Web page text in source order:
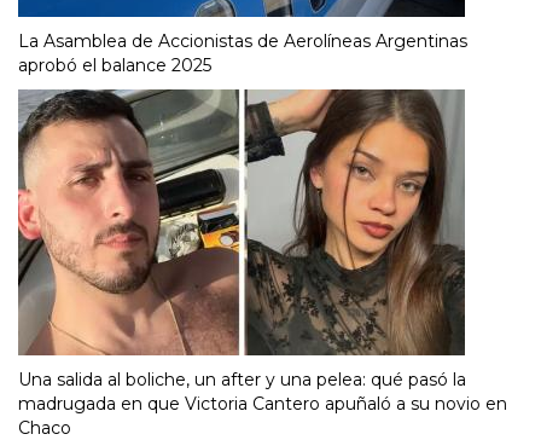
La Asamblea de Accionistas de Aerolíneas Argentinas
aprobó el balance 2025
Una salida al boliche, un after y una pelea: qué pasó la
madrugada en que Victoria Cantero apuñaló a su novio en
Chaco